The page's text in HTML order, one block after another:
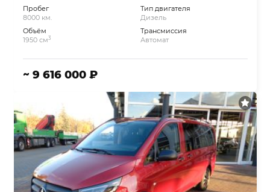
Пробег
8000 км.
Объём
1950 см3
Тип двигателя
Дизель
Трансмиссия
Автомат
~ 9 616 000 ₽